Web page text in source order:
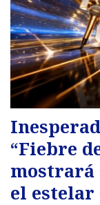
“Fiebre
mostrará
el